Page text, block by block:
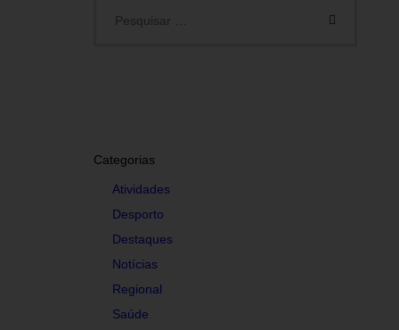
Categorias
Atividades
Desporto
Destaques
Notícias
Regional
Saúde